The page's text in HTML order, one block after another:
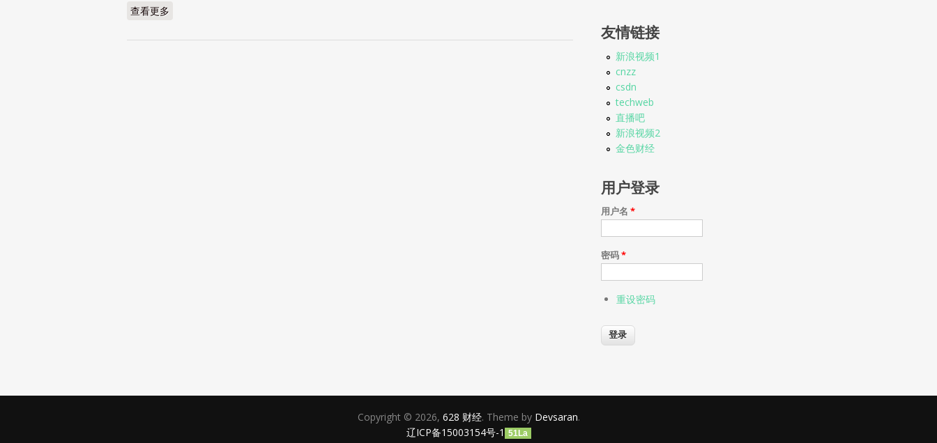
查看更多
友情链接
新浪视频1
cnzz
csdn
techweb
直播吧
新浪视频2
金色财经
用户登录
用户名 *
密码*
重设密码
Copyright © 2026, 628 财经. Theme by Devsaran.
辽ICP备15003154号-1 51La